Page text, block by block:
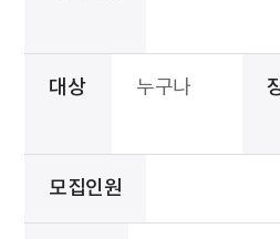
대상 누구나
모집인원